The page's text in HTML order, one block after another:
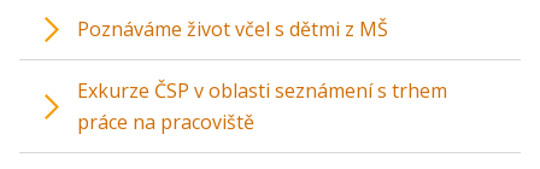
Poznáváme život včel s dětmi z MŠ
Exkurze ČSP v oblasti seznámení s trhem
práce na pracoviště